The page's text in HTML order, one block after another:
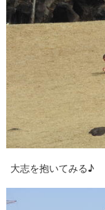
大志を抱いてみる♪